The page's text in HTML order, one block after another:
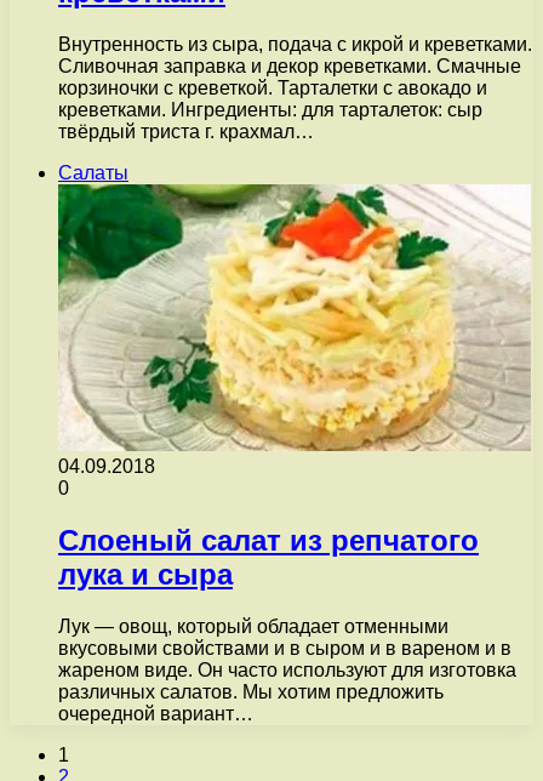
Внутренность из сыра, подача с икрой и креветками.
Сливочная заправка и декор креветками. Смачные
корзиночки с креветкой. Тарталетки с авокадо и
креветками. Ингредиенты: для тарталеток: сыр
твёрдый триста г. крахмал…
Салаты
04.09.2018
0
Слоеный салат из репчатого
лука и сыра
Лук — овощ, который обладает отменными
вкусовыми свойствами и в сыром и в вареном и в
жареном виде. Он часто используют для изготовка
различных салатов. Мы хотим предложить
очередной вариант…
1
2